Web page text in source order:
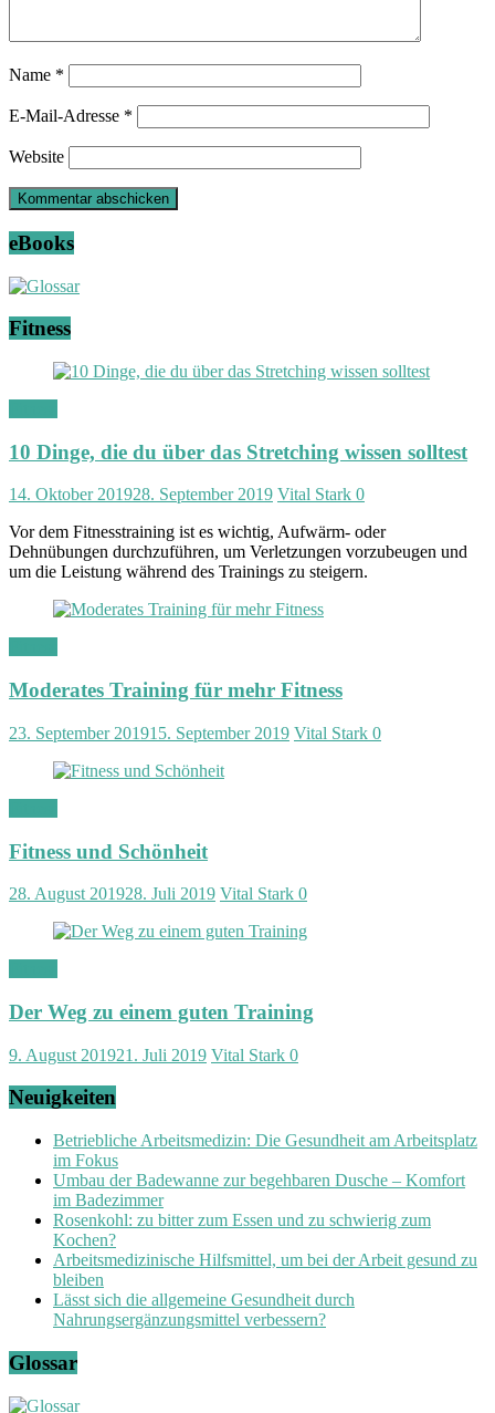
Name *
E-Mail-Adresse *
Website
eBooks
Fitness
10 Dinge, die du über das Stretching wissen solltest
14. Oktober 201928. September 2019 Vital Stark 0
Vor dem Fitnesstraining ist es wichtig, Aufwärm- oder
Dehnübungen durchzuführen, um Verletzungen vorzubeugen und
um die Leistung während des Trainings zu steigern.
Moderates Training für mehr Fitness
23. September 201915. September 2019 Vital Stark 0
Fitness und Schönheit
28. August 201928. Juli 2019 Vital Stark 0
Der Weg zu einem guten Training
9. August 201921. Juli 2019 Vital Stark 0
Neuigkeiten
Betriebliche Arbeitsmedizin: Die Gesundheit am Arbeitsplatz
im Fokus
Umbau der Badewanne zur begehbaren Dusche – Komfort
im Badezimmer
Rosenkohl: zu bitter zum Essen und zu schwierig zum
Kochen?
Arbeitsmedizinische Hilfsmittel, um bei der Arbeit gesund zu
bleiben
Lässt sich die allgemeine Gesundheit durch
Nahrungsergänzungsmittel verbessern?
Glossar